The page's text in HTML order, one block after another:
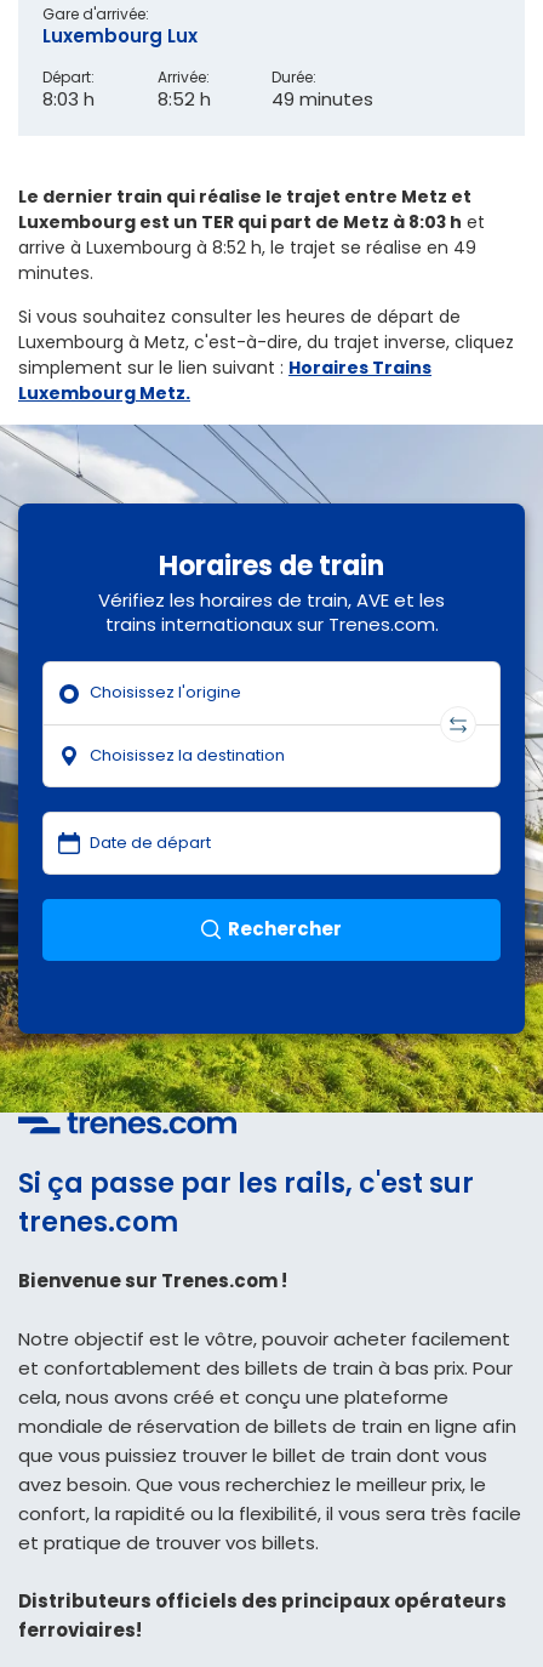
Départ:
8:03 h
Arrivée:
8:52 h
Durée:
49 minutes
Gare d'arrivée:
Luxembourg Lux
Le dernier train qui réalise le trajet entre Metz et
Luxembourg est un TER qui part de Metz à 8:03 h et
arrive à Luxembourg à 8:52 h, le trajet se réalise en 49
minutes.
Si vous souhaitez consulter les heures de départ de
Luxembourg à Metz, c'est-à-dire, du trajet inverse, cliquez
simplement sur le lien suivant : Horaires Trains
Luxembourg Metz.
Horaires de train
Vérifiez les horaires de train, AVE et les
trains internationaux sur Trenes.com.
Rechercher
Si ça passe par les rails, c'est sur
trenes.com
Bienvenue sur Trenes.com !
Notre objectif est le vôtre, pouvoir acheter facilement
et confortablement des billets de train à bas prix. Pour
cela, nous avons créé et conçu une plateforme
mondiale de réservation de billets de train en ligne afin
que vous puissiez trouver le billet de train dont vous
avez besoin. Que vous recherchiez le meilleur prix, le
confort, la rapidité ou la flexibilité, il vous sera très facile
et pratique de trouver vos billets.
Distributeurs officiels des principaux opérateurs
ferroviaires!